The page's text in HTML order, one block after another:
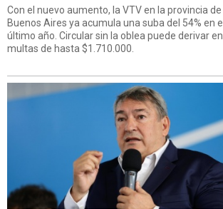
Con el nuevo aumento, la VTV en la provincia de
Buenos Aires ya acumula una suba del 54% en el
último año. Circular sin la oblea puede derivar en
multas de hasta $1.710.000.